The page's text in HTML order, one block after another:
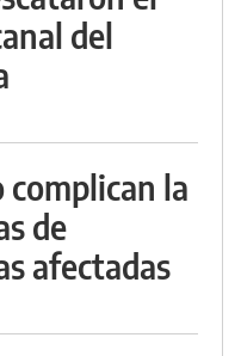
del
complican la
de
afectadas